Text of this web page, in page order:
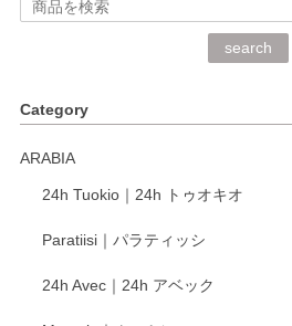
深さや大きさがとてもちょうど良く
く、他の柄も何枚かこちらで買い、
く交換して下さいました。
がとうございます。 同じシ
います。 温かいお言葉をい
いたします。
search
Category
ARABIA
24h Tuokio｜24h トゥオキオ
Paratiisi｜パラティッシ
24h Avec｜24h アベック